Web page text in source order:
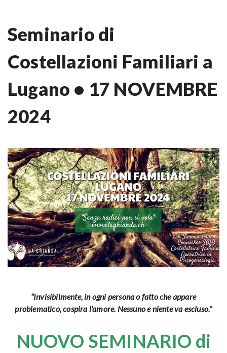
Seminario di
Costellazioni Familiari a
Lugano • 17 NOVEMBRE
2024
“Invisibilmente, in ogni persona o fatto che appare
problematico, cospira l’amore. Nessuno e niente va escluso.”
NUOVO SEMINARIO di